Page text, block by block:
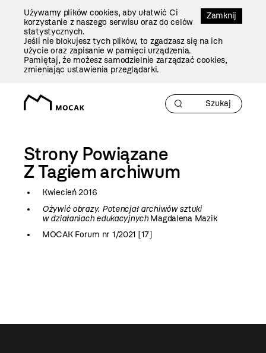
Zamknij
Używamy plików cookies, aby ułatwić Ci
korzystanie z naszego serwisu oraz do celów
statystycznych.
Jeśli nie blokujesz tych plików, to zgadzasz się na ich
użycie oraz zapisanie w pamięci urządzenia.
Pamiętaj, że możesz samodzielnie zarządzać cookies,
zmieniając ustawienia przeglądarki.
Strony Powiązane
Z Tagiemarchiwum
Kwiecień 2016
Ożywić obrazy. Potencjał archiwów sztuki
w działaniach edukacyjnychMagdalena Mazik
MOCAK Forum nr 1/2021 [17]